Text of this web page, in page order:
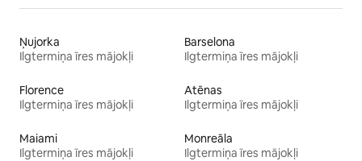
Ņujorka
Ilgtermiņa īres mājokļi
Barselona
Ilgtermiņa īres mājokļi
Florence
Ilgtermiņa īres mājokļi
Atēnas
Ilgtermiņa īres mājokļi
Maiami
Ilgtermiņa īres mājokļi
Monreāla
Ilgtermiņa īres mājokļi